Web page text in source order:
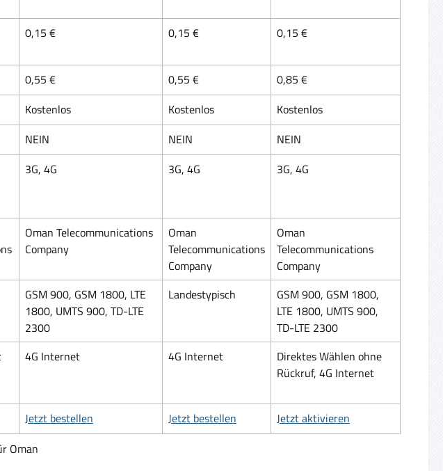
Oman
0,15 € 0,15 € 0,15 €
0,55 € 0,55 €
0,85 €
Kostenlos Kostenlos
Kostenlos
NEIN NEIN
NEIN
3G, 4G 3G, 4G 3G, 4G
Oman Telecommunications
Company
Oman
Telecommunications
Company
Oman
Telecommunications
Company
GSM 900, GSM 1800, LTE
1800, UMTS 900, TD-LTE
2300
Landestypisch
GSM 900, GSM 1800,
LTE 1800, UMTS 900,
TD-LTE 2300
4G Internet 4G Internet
Direktes Wählen ohne
Rückruf, 4G Internet
Jetzt bestellen Jetzt bestellen Jetzt aktivieren